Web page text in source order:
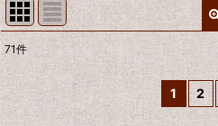
表示数
在庫あり
71件
1 2